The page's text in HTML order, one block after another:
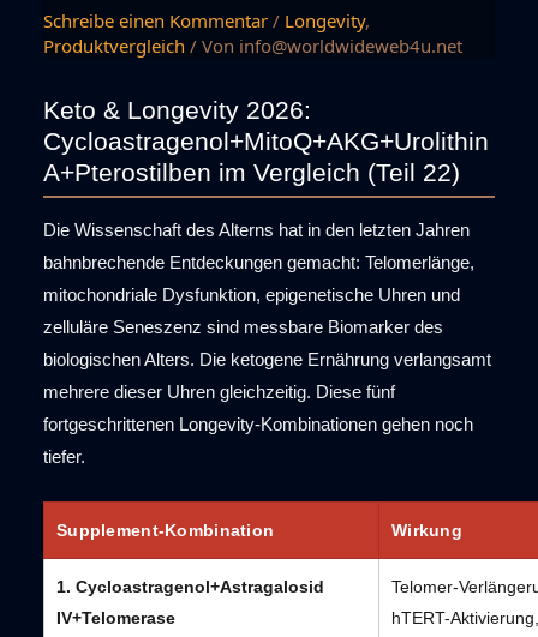
Schreibe einen Kommentar / Longevity,
Produktvergleich / Von info@worldwideweb4u.net
Keto & Longevity 2026:
Cycloastragenol+MitoQ+AKG+Urolithin
A+Pterostilben im Vergleich (Teil 22)
Die Wissenschaft des Alterns hat in den letzten Jahren
bahnbrechende Entdeckungen gemacht: Telomerlänge,
mitochondriale Dysfunktion, epigenetische Uhren und
zelluläre Seneszenz sind messbare Biomarker des
biologischen Alters. Die ketogene Ernährung verlangsamt
mehrere dieser Uhren gleichzeitig. Diese fünf
fortgeschrittenen Longevity-Kombinationen gehen noch
tiefer.
Supplement-Kombination Wirkung
1. Cycloastragenol+Astragalosid
IV+Telomerase
Telomer-
hTERT-Aktivierung,